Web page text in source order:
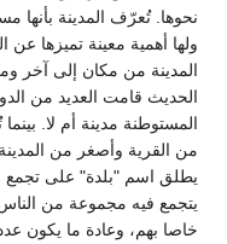
نحوها. تُعرّف المدينة بأنها
ولها أهمية معينة تميزها
المدينة من مكان إلى آخر
الحديث قامت العديد من
المستوطنة مدينة أم لا.
من القرية وأصغر من
يطلق اسم "بلدة" على تجمع
يتجمع فيه مجموعة من
خاصا بهم، وعادة ما يكون